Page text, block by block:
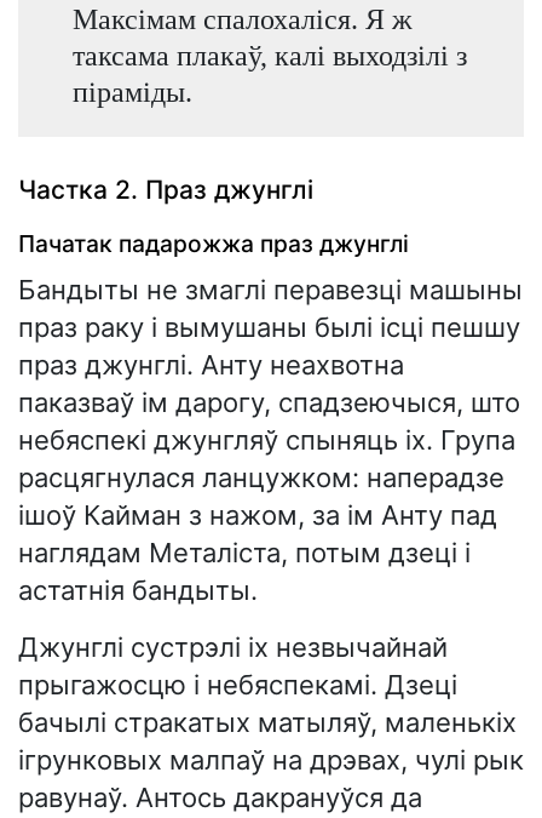
Максімам спалохаліся. Я ж
таксама плакаў, калі выходзілі з
піраміды.
Частка 2. Праз джунглі
Пачатак падарожжа праз джунглі
Бандыты не змаглі перавезці машыны
праз раку і вымушаны былі ісці пешшу
праз джунглі. Анту неахвотна
паказваў ім дарогу, спадзеючыся, што
небяспекі джунгляў спыняць іх. Група
расцягнулася ланцужком: наперадзе
ішоў Кайман з нажом, за ім Анту пад
наглядам Металіста, потым дзеці і
астатнія бандыты.
Джунглі сустрэлі іх незвычайнай
прыгажосцю і небяспекамі. Дзеці
бачылі стракатых матыляў, маленькіх
ігрунковых малпаў на дрэвах, чулі рык
равунаў. Антось дакрануўся да